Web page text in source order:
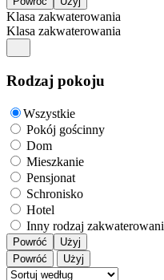
Klasa zakwaterowania
Klasa zakwaterowania
Rodzaj pokoju
Wszystkie
Pokój gościnny
Dom
Mieszkanie
Pensjonat
Schronisko
Hotel
Inny rodzaj
Powróć
Użyj
Powróć
Użyj